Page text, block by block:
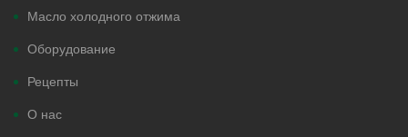
Масло холодного отжима
Оборудование
Рецепты
О нас